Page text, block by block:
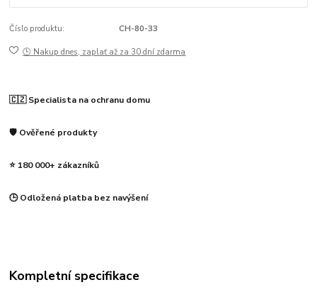
Číslo produktu: CH-80-33
🕒 Nakup dnes, zaplať až za 30 dní zdarma
🇨🇿 Specialista na ochranu domu
🛡️ Ověřené produkty
⭐ 180 000+ zákazníků
🕒 Odložená platba bez navýšení
Kompletní specifikace